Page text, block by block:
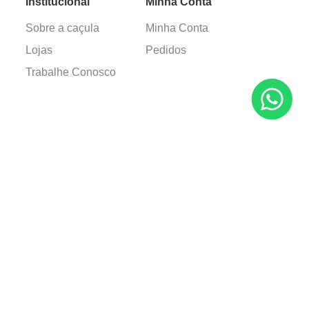
Sobre a caçula
Lojas
Trabalhe Conosco
Minha Conta
Pedidos